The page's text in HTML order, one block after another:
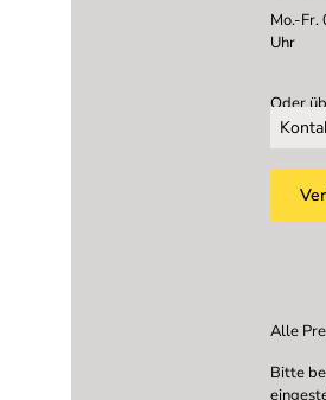
Mo.-
Uhr
Oder
Alle
Bitte